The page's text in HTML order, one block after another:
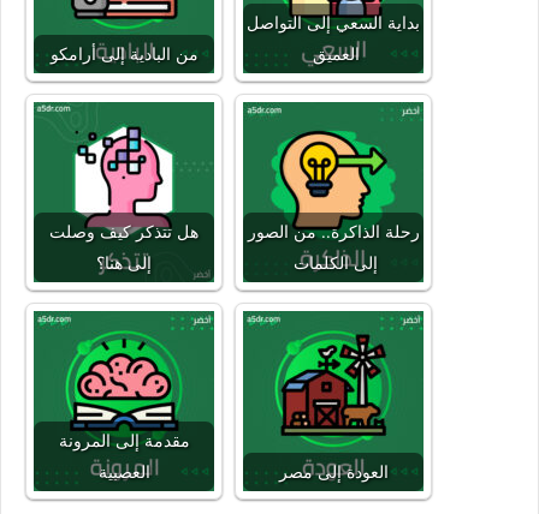
من البادية إلى أرامكو
بداية السعي إلى التواصل
العميق
هل تتذكر كيف وصلت
إلى هنا؟
رحلة الذاكرة.. من الصور
إلى الكلمات
مقدمة إلى المرونة
العصبية
العودة إلى مصر